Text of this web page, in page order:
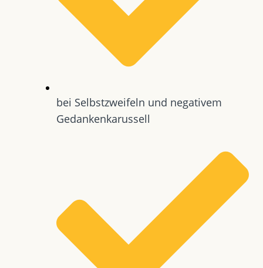
bei Selbstzweifeln und negativem
Gedankenkarussell